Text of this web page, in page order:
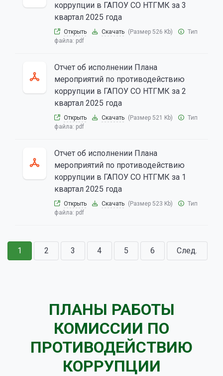
коррупции в ГАПОУ СО НТГМК за 3
квартал 2025 года
Открыть Скачать (Размер 526 Kb)
Тип
файла: pdf
Отчет об исполнении Плана
мероприятий по противодействию
коррупции в ГАПОУ СО НТГМК за 2
квартал 2025 года
Открыть Скачать (Размер 521 Kb)
Тип
файла: pdf
Отчет об исполнении Плана
мероприятий по противодействию
коррупции в ГАПОУ СО НТГМК за 1
квартал 2025 года
Открыть Скачать (Размер 523 Kb)
Тип
файла: pdf
1 2 3 4 5 6 След.
ПЛАНЫ РАБОТЫ
КОМИССИИ ПО
ПРОТИВОДЕЙСТВИЮ
КОРРУПЦИИ